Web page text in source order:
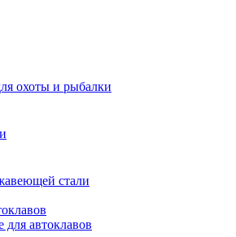
охоты и рыбалки
стали
автоклавов